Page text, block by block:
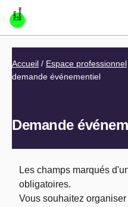
Aller au contenu principal
Fil d'Ariane
Accueil Espace professionnel
demande événementiel
Demande
Les champs marqués
obligatoires.
Vous souhaitez